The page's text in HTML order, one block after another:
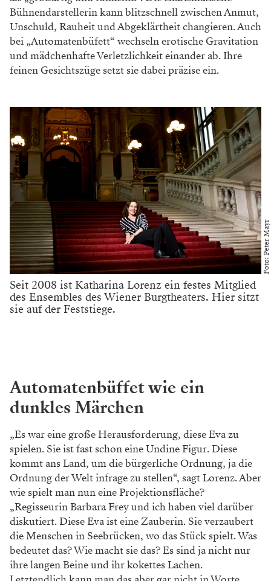
Bühnendarstellerin kann blitzschnell zwischen Anmut,
Unschuld, Rauheit und Abgeklärtheit changieren. Auch
bei „Automatenbüfett“ wechseln erotische Gravitation
und mädchenhafte Verletzlichkeit einander ab. Ihre
feinen Gesichtszüge setzt sie dabei präzise ein.
Foto: Peter Mayr
Seit 2008 ist Katharina Lorenz ein festes ­Mitglied
des Ensembles des Wiener Burgtheaters. Hier sitzt
sie auf der Feststiege.
Automatenbüffet wie ein
dunkles Märchen
„Es war eine große Herausforderung, diese Eva zu
spielen. Sie ist fast schon eine ­Undine Figur. Diese
kommt ans Land, um die bürgerliche Ordnung, ja die
Ordnung der Welt infrage zu stellen“, sagt Lorenz. Aber
wie spielt man nun eine Projektionsfläche?
„Regisseurin Barbara Frey und ich haben viel darüber
diskutiert. Diese Eva ist eine Zauberin. Sie verzaubert
die Menschen in Seebrücken, wo das Stück spielt. Was
bedeutet das? Wie macht sie das? Es sind ja nicht nur
ihre langen Beine und ihr kokettes Lachen.